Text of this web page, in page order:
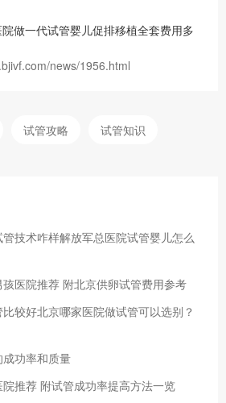
做一代试管婴儿促排移植全套费用多
news/1956.html
试管攻略 试管知识
技术咋样解放军总医院试管婴儿怎么
医院推荐 附北京供卵试管费用参考
较好北京哪家医院做试管可以选别？
功率和质量
推荐 附试管成功率提高方法一览